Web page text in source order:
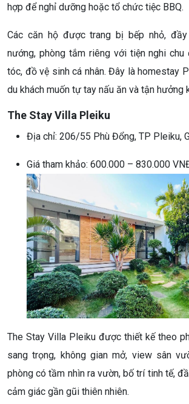
hợp để nghỉ dưỡng hoặc tổ chức tiệc BBQ.
Các căn hộ được trang bị bếp nhỏ,
nướng, phòng tắm riêng với tiện nghi
tóc, đồ vệ sinh cá nhân. Đây là homestay
du khách muốn tự tay nấu ăn và tận hưởng
The Stay Villa Pleiku
Địa chỉ: 206/55 Phù Đổng, TP Pleiku,
Giá tham khảo: 600.000 – 830.000
The Stay Villa Pleiku được thiết kế theo
sang trọng, không gian mở, view sân
phòng có tầm nhìn ra vườn, bố trí tinh tế,
cảm giác gần gũi thiên nhiên.